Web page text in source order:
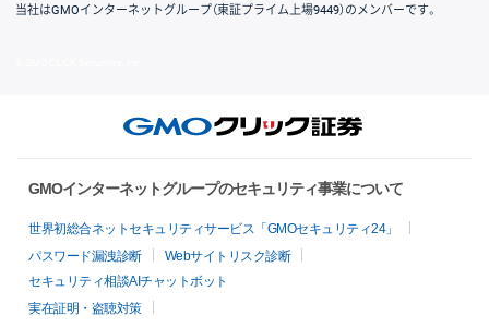
当社はGMOインターネットグループ（東証プライム上場9449）のメンバーです。
GMOインターネットグループのセキュリティ事業について
世界初総合ネットセキュリティサービス「GMOセキュリティ24」
パスワード漏洩診断
Webサイトリスク診断
セキュリティ相談AIチャットボット
実在証明・盗聴対策